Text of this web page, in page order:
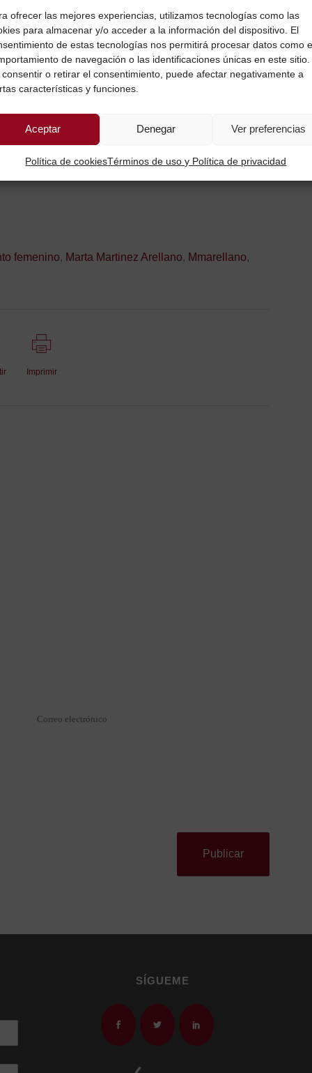
ofrecer las mejores experiencias, utilizamos tecnologías como las
para almacenar y/o acceder a la información del dispositivo. El
de estas tecnologías nos permitirá procesar datos como
de navegación o las identificaciones únicas en este sitio.
consentir o retirar el consentimiento, puede afectar negativamente a
características y funciones.
Aceptar Denegar Ver preferencias
Política de cookiesTérminos de uso y Política de privacidad
individualÚnica, Especial y Rentable, hablamos
conocerlos y sacar partido de ellos de modo que
alineada con lo que estás haciendo, y no
establecidas al margen de tu naturaleza cíclica.
concreto, con fechas asociadas y acordes con tus
los hitos necesarios para alcanzar tus objetivos y
Arellano
femenino, Marta Martinez Arellano, Mmarellano,
Imprimir
SÍGUEME